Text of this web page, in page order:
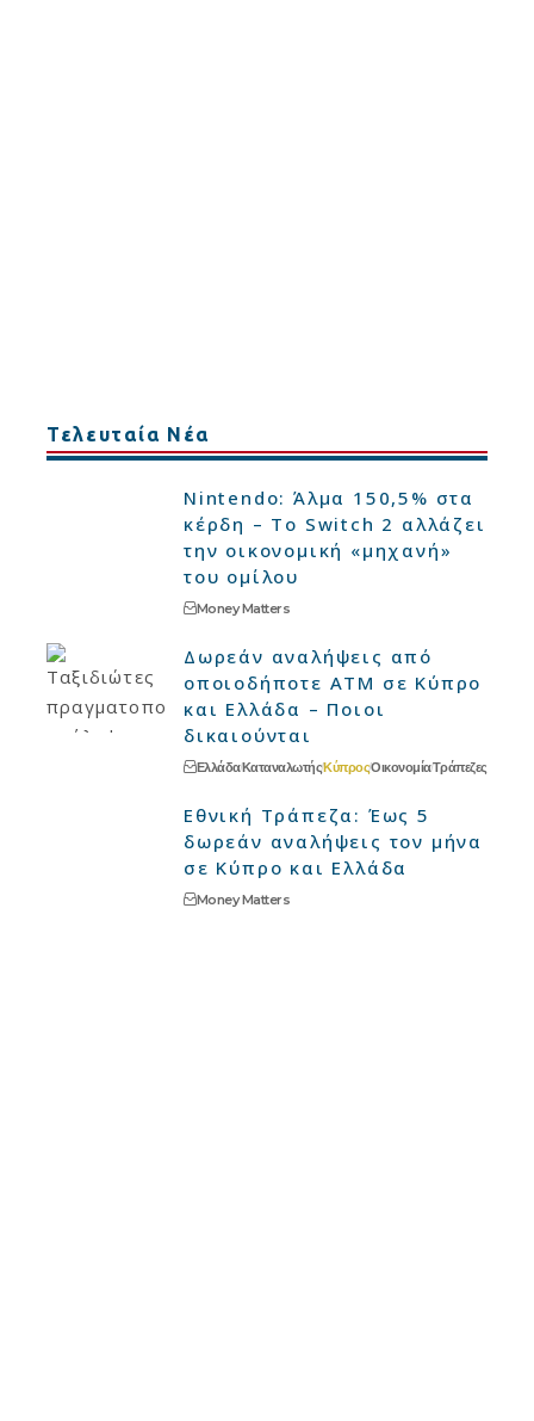
Τελευταία Νέα
Nintendo: Άλμα 150,5% στα
κέρδη – Το Switch 2 αλλάζει
την οικονομική «μηχανή»
του ομίλου
Money Matters
Δωρεάν αναλήψεις από
οποιοδήποτε ΑΤΜ σε Κύπρο
και Ελλάδα – Ποιοι
δικαιούνται
ΕλλάδαΚαταναλωτήςΚύπροςΟικονομίαΤράπεζες
Εθνική Τράπεζα: Έως 5
δωρεάν αναλήψεις τον μήνα
σε Κύπρο και Ελλάδα
Money Matters